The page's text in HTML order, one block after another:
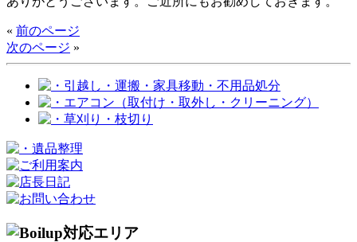
« 前のページ
次のページ »